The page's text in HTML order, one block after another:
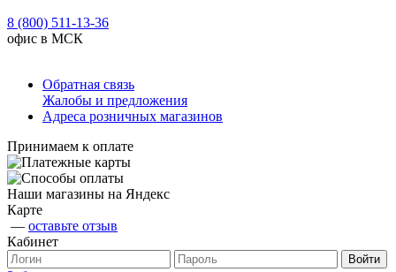
8 (800) 511-13-36
офис в МСК
Обратная связь
Жалобы и предложения
Адреса розничных магазинов
Принимаем к оплате
Наши магазины на Яндекс
Карте
— оставьте отзыв
Кабинет